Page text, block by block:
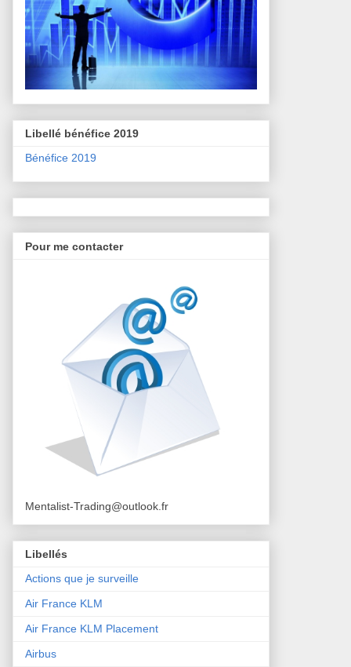
Libellé bénéfice 2019
Bénéfice 2019
Pour me contacter
Mentalist-Trading@outlook.fr
Libellés
Actions que je surveille
Air France KLM
Air France KLM Placement
Airbus